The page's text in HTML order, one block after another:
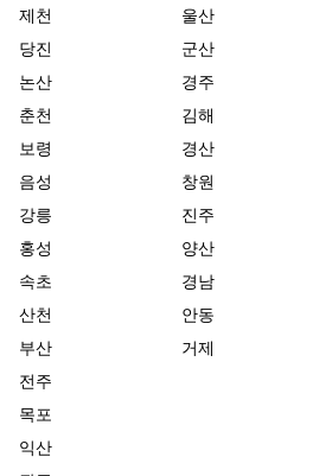
제천
당진
논산
춘천
보령
음성
강릉
홍성
속초
산천
부산
전주
목포
익산
울산
군산
경주
김해
경산
창원
진주
양산
경남
안동
거제